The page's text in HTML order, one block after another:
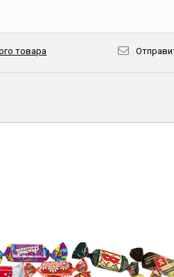
товара